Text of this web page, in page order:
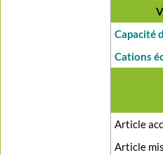
Capacité
Cations
Article
Article